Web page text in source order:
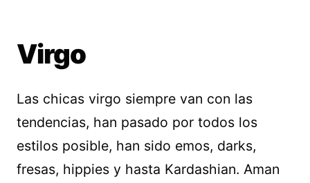
Virgo
Las chicas virgo siempre van con las
tendencias, han pasado por todos los
estilos posible, han sido emos, darks,
fresas, hippies y hasta Kardashian. Aman